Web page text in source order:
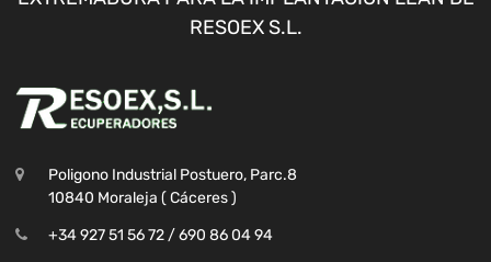
RESOEX S.L.
Poligono Industrial Postuero, Parc.8
10840 Moraleja ( Cáceres )
+34 927 51 56 72 / 690 86 04 94